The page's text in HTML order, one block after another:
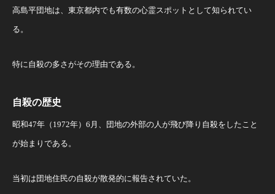
高島平団地は、東京都内でも有数の心霊スポットとして知られてい
る。
特に自殺の多さがその理由である。
自殺の歴史
昭和47年（1972年）6月、団地の外部の人が飛び降り自殺をしたこと
が始まりである。
当初は団地住民の自殺が散発的に報告されていた。